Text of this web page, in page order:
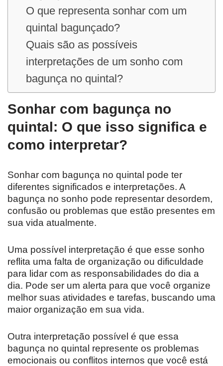
O que representa sonhar com um
quintal bagunçado?
Quais são as possíveis
interpretações de um sonho com
bagunça no quintal?
Sonhar com bagunça no
quintal: O que isso significa e
como interpretar?
Sonhar com bagunça no quintal pode ter
diferentes significados e interpretações. A
bagunça no sonho pode representar desordem,
confusão ou problemas que estão presentes em
sua vida atualmente.
Uma possível interpretação é que esse sonho
reflita uma falta de organização ou dificuldade
para lidar com as responsabilidades do dia a
dia. Pode ser um alerta para que você organize
melhor suas atividades e tarefas, buscando uma
maior organização em sua vida.
Outra interpretação possível é que essa
bagunça no quintal represente os problemas
emocionais ou conflitos internos que você está